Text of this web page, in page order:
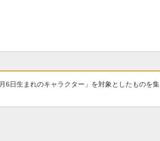
6日生まれのキャラクター」を対象としたものを集